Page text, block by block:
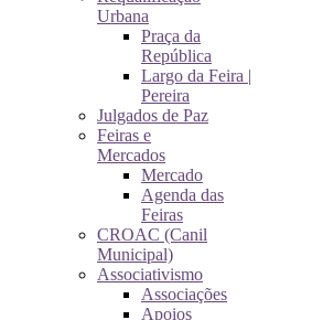
Urbana
Praça da
República
Largo da Feira |
Pereira
Julgados de Paz
Feiras e
Mercados
Mercado
Agenda das
Feiras
CROAC (Canil
Municipal)
Associativismo
Associações
Apoios